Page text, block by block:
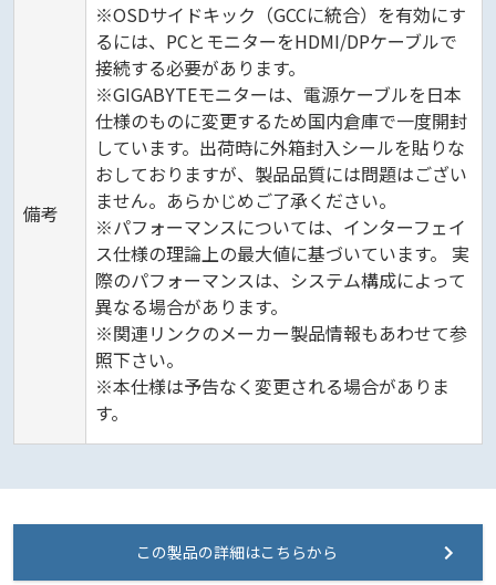
備考
※OSDサイドキック（GCCに統合）を有効にす
るには、PCとモニターをHDMI/DPケーブルで
接続する必要があります。
※GIGABYTEモニターは、電源ケーブルを日本
仕様のものに変更するため国内倉庫で一度開封
しています。出荷時に外箱封入シールを貼りな
おしておりますが、製品品質には問題はござい
ません。あらかじめご了承ください。
※パフォーマンスについては、インターフェイ
ス仕様の理論上の最大値に基づいています。 実
際のパフォーマンスは、システム構成によって
異なる場合があります。
※関連リンクのメーカー製品情報もあわせて参
照下さい。
※本仕様は予告なく変更される場合がありま
す。
この製品の詳細はこちらから